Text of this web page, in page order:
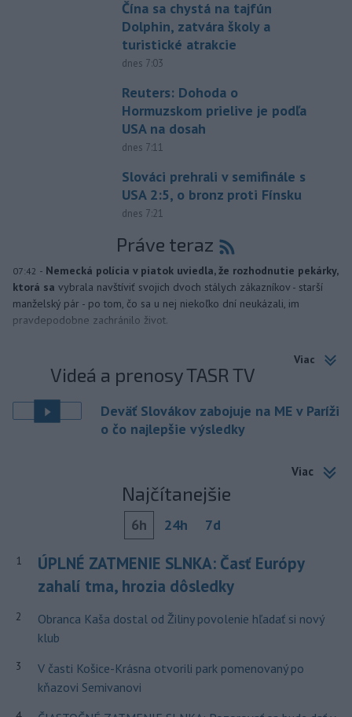
Čína sa chystá na tajfún
Dolphin, zatvára školy a
turistické atrakcie
dnes 7:03
Reuters: Dohoda o
Hormuzskom prielive je podľa
USA na dosah
dnes 7:11
Slováci prehrali v semifinále s
USA 2:5, o bronz proti Fínsku
dnes 7:21
Práve teraz
07:42 - Nemecká polícia v piatok uviedla, že rozhodnutie pekárky,
ktorá sa vybrala navštíviť svojich dvoch stálych zákazníkov - starší
manželský pár - po tom, čo sa u nej niekoľko dní neukázali, im
pravdepodobne zachránilo život.
Viac
Videá a prenosy TASR TV
Deväť Slovákov zabojuje na ME v Paríži
o čo najlepšie výsledky
Viac
Najčítanejšie
6h 24h 7d
1
ÚPLNÉ ZATMENIE SLNKA: Časť Európy
zahalí tma, hrozia dôsledky
2
Obranca Kaša dostal od Žiliny povolenie hľadať si nový
klub
3
V časti Košice-Krásna otvorili park pomenovaný po
kňazovi Semivanovi